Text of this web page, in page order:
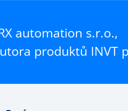
automation s.r.o.,
produktů INVT